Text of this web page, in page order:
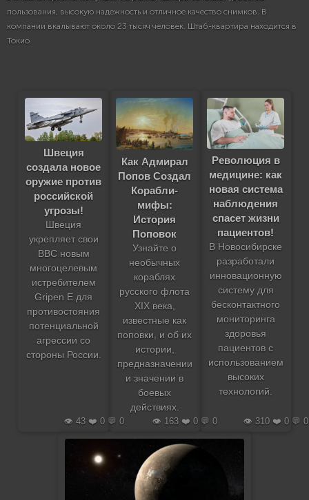
пользования, высокую надежность и отличное качество снимков. В
компании вкалывают около 23 тысяч человек. Штаб-квартира находится в
Токио.
Швеция
создала новое
оружие против
российской
угрозы!
Швеция
укрепляет свои
ВВС новым
многоцелевым
истребителем
Gripen E для
противостояния
потенциальной
агрессии со
стороны России.
👁️ 43 ❤️ 0 💬 0
Как Адмирал
Попов Создал
Корабли-
мифы:
История
Поповок
Узнайте о
необычных
кораблях
русского флота
XIX века,
известные как
поповки, и об их
истории,
предназначении
и значении в
боевых
действиях.
👁️ 163 ❤️ 0 💬 0
Революция в
медицине: как
новая система
наблюдения
спасет жизни
пациентов!
В Новосибирске
разработали
инновационную
систему для
бесконтактного
мониторинга
здоровья
пациентов с
использованием
высоких
технологий.
👁️ 310 ❤️ 0 💬 0